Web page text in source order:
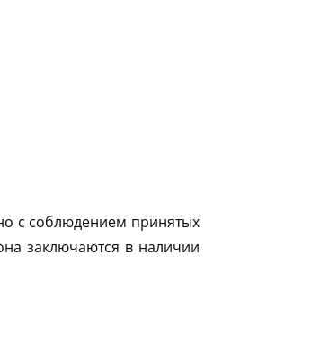
с соблюдением принятых
заключаются в наличии